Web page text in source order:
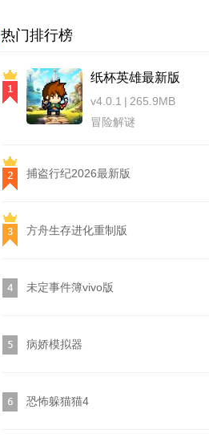
热门排行榜
纸杯英雄最新版
v4.0.1 | 265.9MB
冒险解谜
捕盗行纪2026最新版
方舟生存进化重制版
未定事件簿vivo版
病娇模拟器
恐怖躲猫猫4